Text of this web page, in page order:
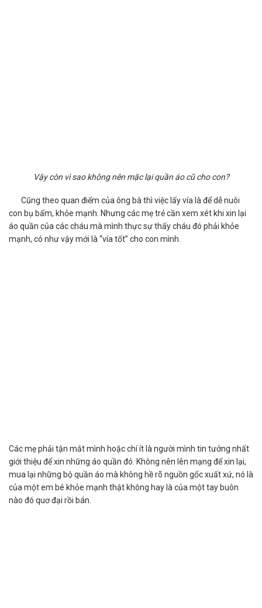
Vậy còn vì sao không nên mặc lại quần áo cũ cho con?
Cũng theo quan điểm của ông bà thì việc lấy vía là để dễ nuôi
con bụ bẩm, khỏe mạnh. Nhưng các mẹ trẻ cần xem xét khi xin lại
áo quần của các cháu mà mình thực sự thấy cháu đó phải khỏe
mạnh, có như vậy mới là “vía tốt” cho con mình.
Các mẹ phải tận mắt mình hoặc chí ít là người mình tin tưởng nhất
giới thiệu để xin những áo quần đó. Không nên lên mạng để xin lại,
mua lại những bộ quần áo mà không hề rõ nguồn gốc xuất xứ, nó là
của một em bé khỏe mạnh thật không hay là của một tay buôn
nào đó quơ đại rồi bán.